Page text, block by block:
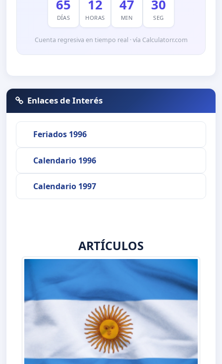
65
DÍAS
12
HORAS
47
MIN
29
SEG
Cuenta regresiva en tiempo real · vía Calculatorr.com
Enlaces de Interés
Feriados 1996
Calendario 1996
Calendario 1997
ARTÍCULOS